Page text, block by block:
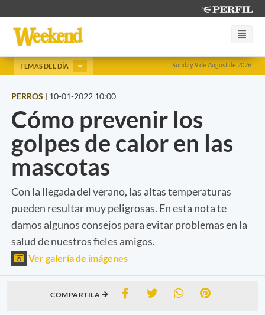
Sunday 9 de August de 2026
TEMAS DEL DÍA
PERROS | 10-01-2022 10:00
Cómo prevenir los
golpes de calor en las
mascotas
Con la llegada del verano, las altas temperaturas
pueden resultar muy peligrosas. En esta nota te
damos algunos consejos para evitar problemas en la
salud de nuestros fieles amigos.
Ver galería de imágenes
COMPARTILA